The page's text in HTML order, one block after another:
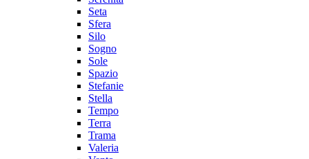
Seta
Sfera
Silo
Sogno
Sole
Spazio
Stefanie
Stella
Tempo
Terra
Trama
Valeria